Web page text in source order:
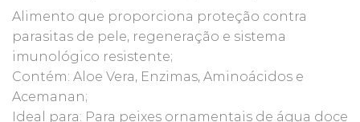
Alimento que proporciona proteção contra
parasitas de pele, regeneração e sistema
imunológico resistente;
Contém: Aloe Vera, Enzimas, Aminoácidos e
Acemanan;
Ideal para: Para peixes ornamentais de água doce